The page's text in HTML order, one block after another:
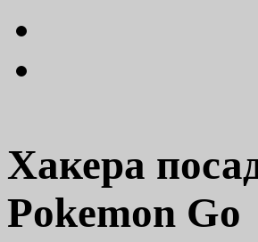
Хакера
Pokemon Go